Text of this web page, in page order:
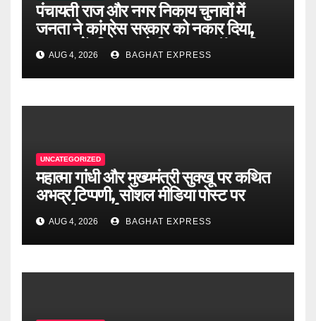
पंचायती राज और नगर निकाय चुनावों में
जनता ने कांग्रेस सरकार को नकार दिया,
2027 में भी जनता देगी जवाब : डॉ. राजीव
बिंदल.
AUG 4, 2026 BAGHAT EXPRESS
UNCATEGORIZED
महात्मा गांधी और मुख्यमंत्री सुक्खू पर कथित
अभद्र टिप्पणी, सोशल मीडिया पोस्ट पर
एफआईआर दर्ज
AUG 4, 2026 BAGHAT EXPRESS